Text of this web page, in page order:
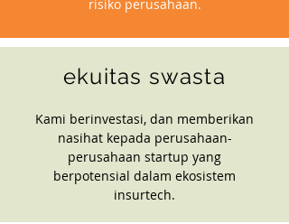
risiko perusahaan.
ekuitas swasta
Kami berinvestasi, dan memberikan
nasihat kepada perusahaan-
perusahaan startup yang
berpotensial dalam ekosistem
insurtech.